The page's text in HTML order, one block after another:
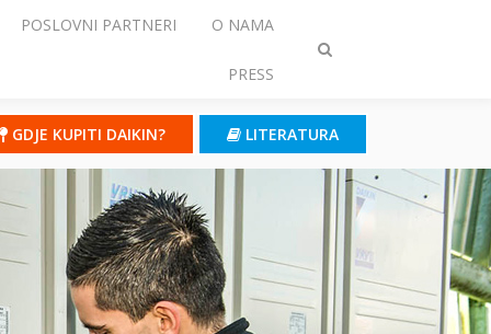
Prebaci
POSLOVNI PARTNERI O NAMA
PRESS
GDJE KUPITI DAIKIN? LITERATURA